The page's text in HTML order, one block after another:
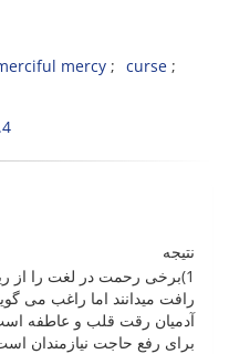
mercy
curse
نتیجه
1)برخی رحمت در لغت را از
رافت میدانند اما راغب می
آدمیان رقت قلب و عاطفه
براى رفع حاجت نیازمندان